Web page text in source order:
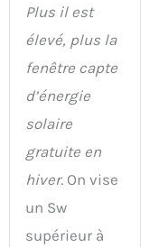
Plus il est
élevé, plus la
fenêtre capte
d’énergie
solaire
gratuite en
hiver. On vise
un Sw
supérieur à